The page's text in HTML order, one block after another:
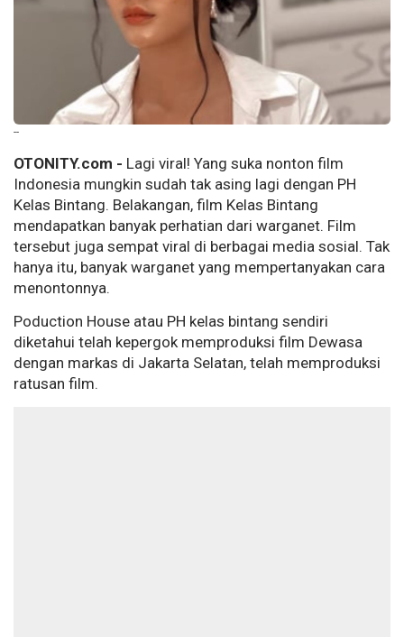
--
OTONITY.com - Lagi viral! Yang suka nonton film
Indonesia mungkin sudah tak asing lagi dengan PH
Kelas Bintang. Belakangan, film Kelas Bintang
mendapatkan banyak perhatian dari warganet. Film
tersebut juga sempat viral di berbagai media sosial. Tak
hanya itu, banyak warganet yang mempertanyakan cara
menontonnya.
Poduction House atau PH kelas bintang sendiri
diketahui telah kepergok memproduksi film Dewasa
dengan markas di Jakarta Selatan, telah memproduksi
ratusan film.